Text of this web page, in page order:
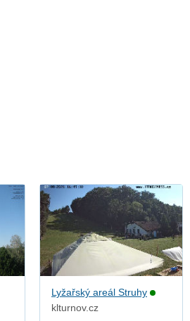
Lyžařský areál Struhy
klturnov.cz